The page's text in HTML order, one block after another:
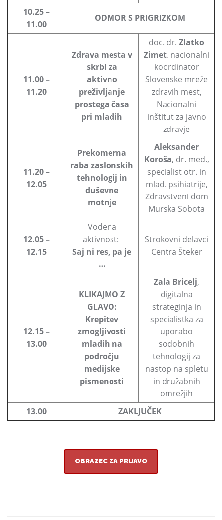
10.25 –
11.00
ODMOR S PRIGRIZKOM
11.00 –
11.20
Zdrava mesta v
skrbi za
aktivno
preživljanje
prostega časa
pri mladih
doc. dr. Zlatko
Zimet, nacionalni
koordinator
Slovenske mreže
zdravih mest,
Nacionalni
inštitut za javno
zdravje
11.20 –
12.05
Prekomerna
raba zaslonskih
tehnologij in
duševne
motnje
Aleksander
Koroša, dr. med.,
specialist otr. in
mlad. psihiatrije,
Zdravstveni dom
Murska Sobota
12.05 –
12.15
Vodena
aktivnost:
Saj ni res, pa je
…
Strokovni delavci
Centra Šteker
12.15 –
13.00
KLIKAJMO Z
GLAVO:
Krepitev
zmogljivosti
mladih na
področju
medijske
pismenosti
Zala Bricelj,
digitalna
strateginja in
specialistka za
uporabo
sodobnih
tehnologij za
nastop na spletu
in družabnih
omrežjih
13.00
ZAKLJUČEK
OBRAZEC ZA PRIJAVO